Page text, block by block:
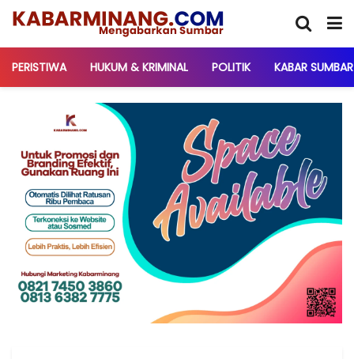
PERISTIWA HUKUM & KRIMINAL POLITIK KABAR SUMBAR